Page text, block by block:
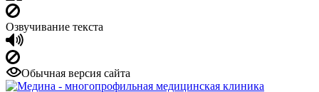
Озвучивание текста
Обычная версия сайта